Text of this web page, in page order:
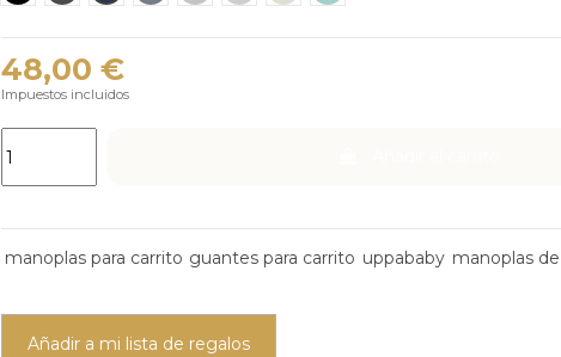
48,00 €
Impuestos incluidos
manoplas para carrito guantes para carrito uppababy manoplas
Añadir a mi lista de regalos